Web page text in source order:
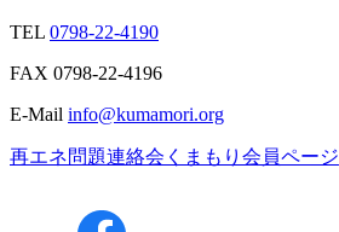
TEL 0798-22-4190
FAX 0798-22-4196
E-Mail info@kumamori.org
再エネ問題連絡会 くまもり会員ページ